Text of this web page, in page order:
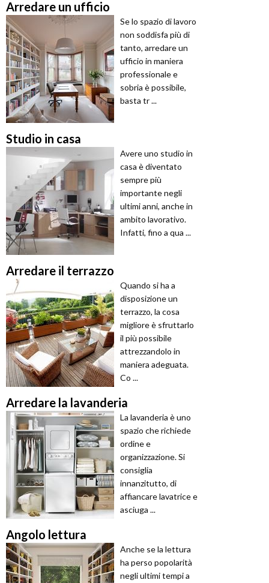
Arredare un ufficio
Se lo spazio di lavoro
non soddisfa più di
tanto, arredare un
ufficio in maniera
professionale e
sobria è possibile,
basta tr ...
Studio in casa
Avere uno studio in
casa è diventato
sempre più
importante negli
ultimi anni, anche in
ambito lavorativo.
Infatti, fino a qua ...
Arredare il terrazzo
Quando si ha a
disposizione un
terrazzo, la cosa
migliore è sfruttarlo
il più possibile
attrezzandolo in
maniera adeguata.
Co ...
Arredare la lavanderia
La lavanderia è uno
spazio che richiede
ordine e
organizzazione. Si
consiglia
innanzitutto, di
affiancare lavatrice e
asciuga ...
Angolo lettura
Anche se la lettura
ha perso popolarità
negli ultimi tempi a